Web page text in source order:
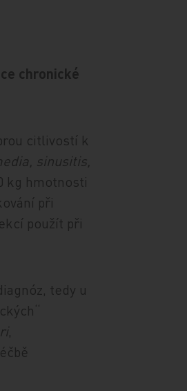
chronické
citlivostí k
sinusitis,
kg hmotnosti
při
použít při
tedy u
,